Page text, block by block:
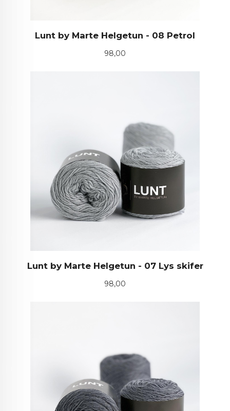
Lunt by Marte Helgetun - 08 Petrol
Pris
98,00
Lunt by Marte Helgetun - 07 Lys skifer
Pris
98,00